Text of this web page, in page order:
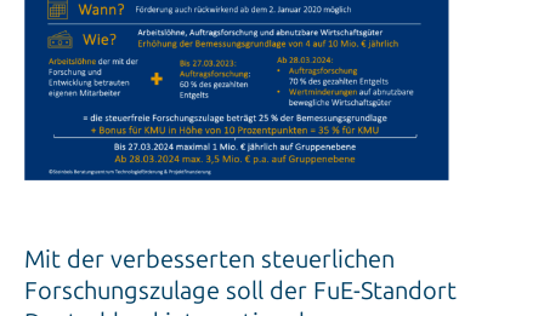
Mit der verbesserten steuerlichen
Forschungszulage soll der FuE-Standort